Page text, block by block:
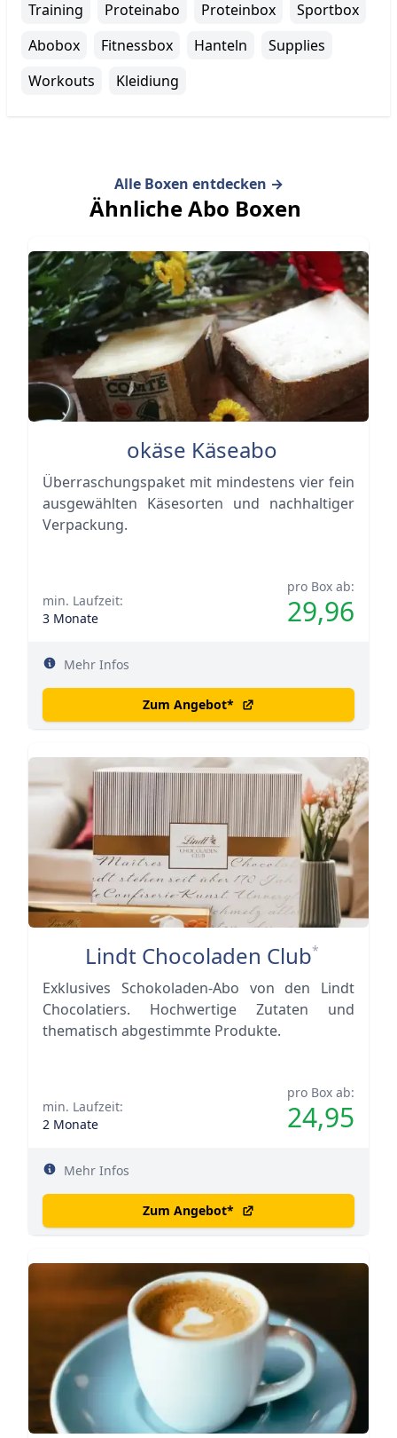
Training Proteinabo Proteinbox
Sportbox
Abobox
Fitnessbox Hanteln
Supplies
Workouts
Kleidiung
Ähnliche Abo Boxen
Alle Boxen entdecken →
okäse Käseabo
Überraschungspaket mit mindestens vier fein
ausgewählten Käsesorten und nachhaltiger
Verpackung.
pro Box ab:
29,96
min. Laufzeit:
3 Monate
Mehr Infos
Zum Angebot*
Lindt Chocoladen Club*
Exklusives Schokoladen-Abo von den Lindt
Chocolatiers. Hochwertige Zutaten und
thematisch abgestimmte Produkte.
pro Box ab:
24,95
min. Laufzeit:
2 Monate
Mehr Infos
Zum Angebot*